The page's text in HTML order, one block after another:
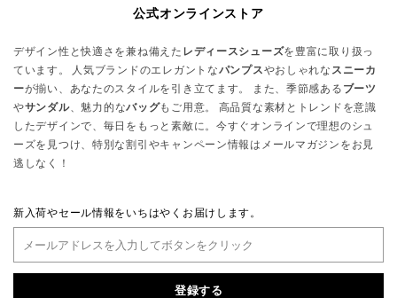
公式オンラインストア
デザイン性と快適さを兼ね備えた レディースシューズを豊富に取り扱っ
ています。 人気ブランドのエレガントなパンプスやおしゃれな スニーカ
ーが揃い、あなたのスタイルを引き立てます。 また、季節感ある ブーツ
やサンダル、魅力的なバッグもご用意。 高品質な素材とトレンドを意識
したデザインで、毎日をもっと素敵に。今すぐオンラインで理想のシュ
ーズを見つけ、特別な割引やキャンペーン情報はメールマガジンをお見
逃しなく！
新入荷やセール情報をいちはやくお届けします。
登録する